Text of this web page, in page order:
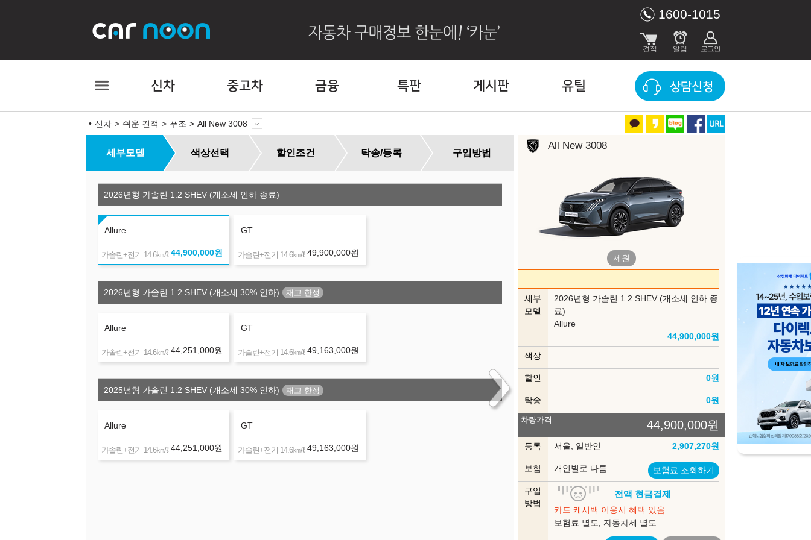
1600-1015
신차 중고차 금융 특판 게시판 유틸 상담신청
신차 쉬운 견적 푸조 All New 3008
세부모델 색상선택 할인조건 탁송/등록 구입방법
2026년형 가솔린 1.2 SHEV (개소세 인하 종료)
Allure
가솔린+전기 14.6㎞/ℓ 44,900,000원
GT
가솔린+전기 14.6㎞/ℓ 49,900,000원
2026년형 가솔린 1.2 SHEV (개소세 30% 인하)
Allure
가솔린+전기 14.6㎞/ℓ 44,251,000원
GT
가솔린+전기 14.6㎞/ℓ 49,163,000원
2025년형 가솔린 1.2 SHEV (개소세 30% 인하)
Allure
가솔린+전기 14.6㎞/ℓ 44,251,000원
GT
가솔린+전기 14.6㎞/ℓ 49,163,000원
외장 색상
Obsession Blue
색상은 세부모델에 따라 적용되지 않는 것이 포함되어 있을 수 있으며, 내장색상
이 제한 될 수도 있습니다. 구매시 판매 가능한지 먼저 확인해 주시기 바랍니다.
All New 3008
제원
세부
모델
2026년형 가솔린 1.2 SHEV (개소세 인하 종
료)
Allure
44,900,000원
색상
할인 0원
탁송 0원
차량가격 44,900,000원
등록 서울, 일반인 2,907,270원
보험 개인별로 다름 보험료 조회하기
구입
방법
전액 현금결제
카드 캐시백 이용시 혜택 있음
보험료 별도, 자동차세 별도